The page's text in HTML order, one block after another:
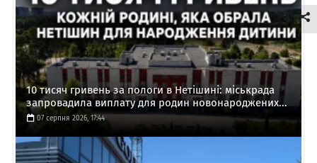
10 тисяч гривень за пологи в Нетішині: міськрада
запровадила виплату для родин новонароджених...
07 серпня 2026, 17:44